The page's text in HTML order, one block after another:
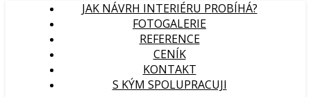
JAK NÁVRH INTERIÉRU PROBÍHÁ?
FOTOGALERIE
REFERENCE
CENÍK
KONTAKT
S KÝM SPOLUPRACUJI